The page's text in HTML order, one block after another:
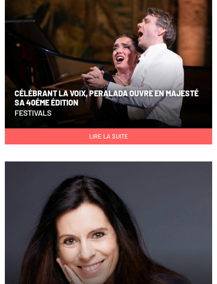
CÉLÉBRANT LA VOIX, PERALADA OUVRE EN MAJESTÉ
SA 40ÉME ÉDITION
FESTIVALS
LIRE LA SUITE